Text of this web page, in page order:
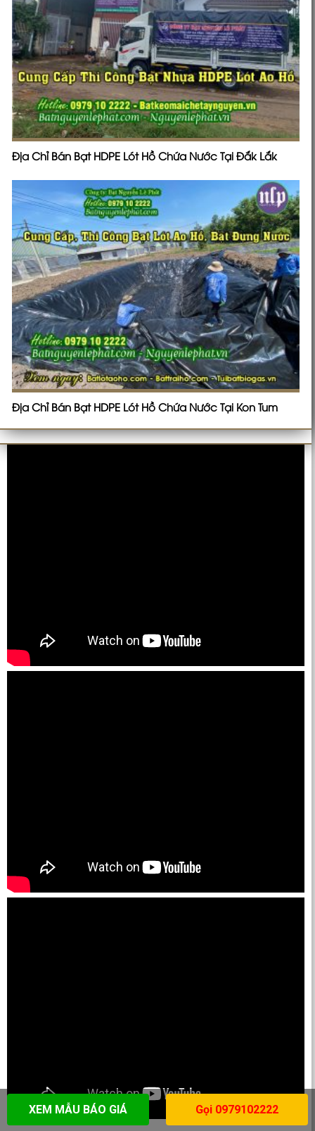
Địa Chỉ Bán Bạt HDPE Lót Hồ Chứa Nước Tại Đắk Lắk
Địa Chỉ Bán Bạt HDPE Lót Hồ Chứa Nước Tại Kon Tum
XEM MẪU BÁO GIÁ Gọi 0979102222